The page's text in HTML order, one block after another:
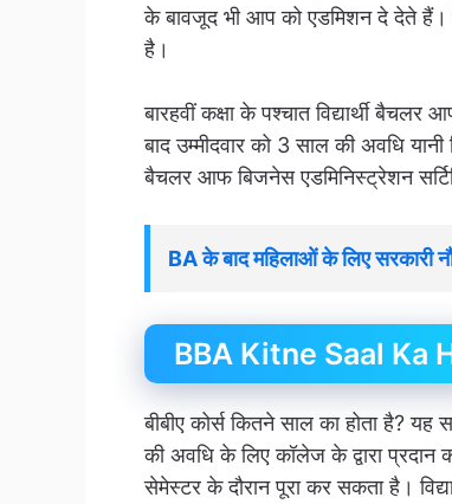
के बावजूद भी आप को एडमिशन दे देते
है।
बारहवीं कक्षा के पश्चात विद्यार्थी
बाद उम्मीदवार को 3 साल की अवधि
बैचलर आफ बिजनेस एडमिनिस्ट्रेशन
BA के बाद महिलाओं के लिए सरकारी
BBA Kitne Saal Ka
बीबीए कोर्स कितने साल का होता है?
की अवधि के लिए कॉलेज के द्वारा प्रदान
सेमेस्टर के दौरान पूरा कर सकता है।